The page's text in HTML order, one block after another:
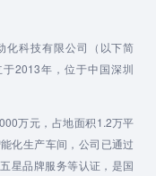
化科技有限公司（以下简
2013年，位于中国深圳
万元，占地面积1.2万平
化生产车间，公司已通过
星品牌服务等认证，是国